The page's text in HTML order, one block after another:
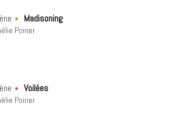
Madisoning
Poirier
Voilées
Poirier